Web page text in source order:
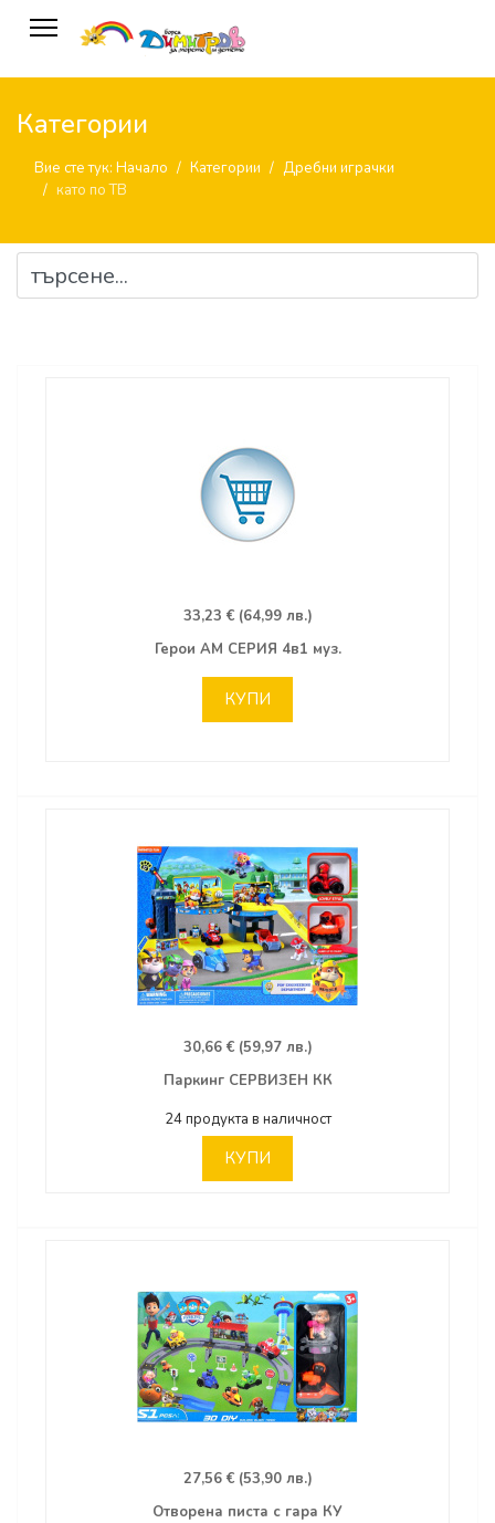
Категории
Вие сте тук: Начало Категории
Дребни играчки
като по ТВ
33,23 € (64,99 лв.)
Герои АМ СЕРИЯ 4в1 муз.
КУПИ
30,66 € (59,97 лв.)
Паркинг СЕРВИЗЕН КК
24 продукта в наличност
КУПИ
27,56 € (53,90 лв.)
Отворена писта с гара КУ